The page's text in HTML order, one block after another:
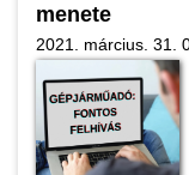
menete
2021. március. 31.